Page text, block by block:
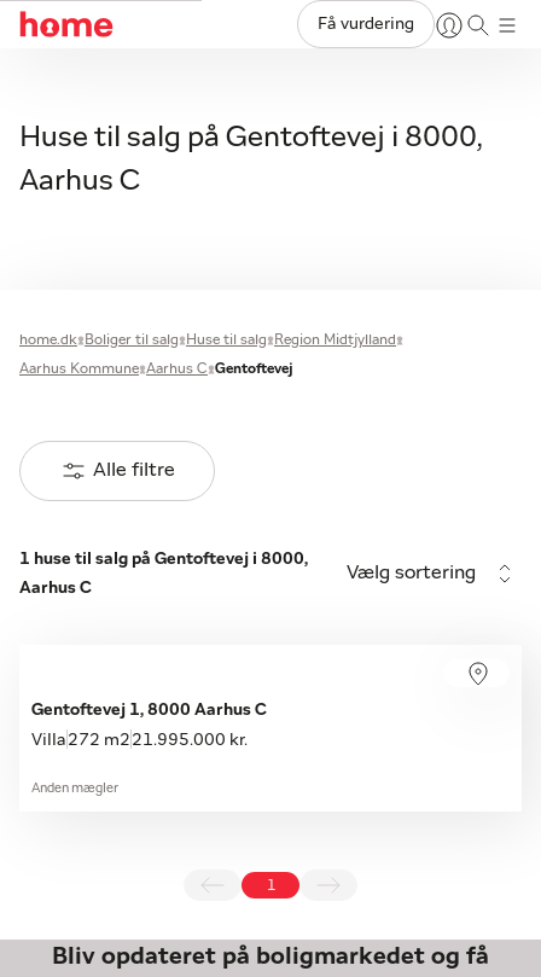
Få vurdering
Huse til salg på Gentoftevej i 8000,
Aarhus C
home.dk Boliger til salg Huse til salg
Region Midtjylland
Aarhus Kommune Aarhus C Gentoftevej
Alle filtre
1 huse til salg på Gentoftevej i 8000,
Aarhus C
Vælg sortering
Gentoftevej 1, 8000 Aarhus C
Villa 272 m2 21.995.000 kr.
Anden mægler
Bliv opdateret på boligmarkedet og få